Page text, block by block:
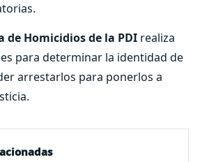
de Homicidios de la PDI realiza
para determinar la identidad de
arrestarlos para ponerlos a